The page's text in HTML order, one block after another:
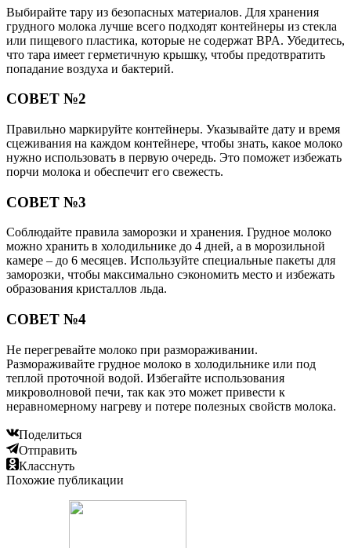
Выбирайте тару из безопасных материалов. Для хранения
грудного молока лучше всего подходят контейнеры из стекла
или пищевого пластика, которые не содержат BPA. Убедитесь,
что тара имеет герметичную крышку, чтобы предотвратить
попадание воздуха и бактерий.
СОВЕТ №2
Правильно маркируйте контейнеры. Указывайте дату и время
сцеживания на каждом контейнере, чтобы знать, какое молоко
нужно использовать в первую очередь. Это поможет избежать
порчи молока и обеспечит его свежесть.
СОВЕТ №3
Соблюдайте правила заморозки и хранения. Грудное молоко
можно хранить в холодильнике до 4 дней, а в морозильной
камере – до 6 месяцев. Используйте специальные пакеты для
заморозки, чтобы максимально сэкономить место и избежать
образования кристаллов льда.
СОВЕТ №4
Не перегревайте молоко при размораживании.
Размораживайте грудное молоко в холодильнике или под
теплой проточной водой. Избегайте использования
микроволновой печи, так как это может привести к
неравномерному нагреву и потере полезных свойств молока.
Поделиться
Отправить
Класснуть
Похожие публикации